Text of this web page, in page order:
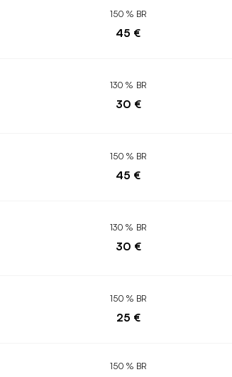
150 % BR
45 €
130 % BR
30 €
150 % BR
45 €
130 % BR
30 €
150 % BR
25 €
150 % BR